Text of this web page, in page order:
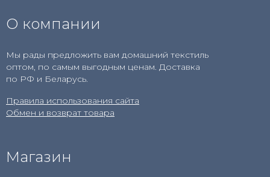
О компании
Мы рады предложить вам домашний текстиль
оптом, по самым выгодным ценам. Доставка
по РФ и Беларусь.
Правила использования сайта
Обмен и возврат товара
Магазин